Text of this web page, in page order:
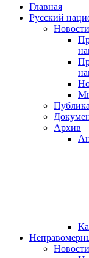
Главная
Русский
Новости
Архив
Новости